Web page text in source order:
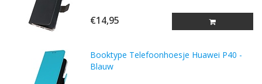
€14,95
Booktype Telefoonhoesje Huawei P40 -
Blauw